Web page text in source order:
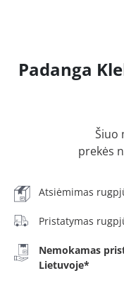
Padanga
Šiuo
prekės
Atsiėmimas
Pristatymas
Nemokamas
Lietuvoje*